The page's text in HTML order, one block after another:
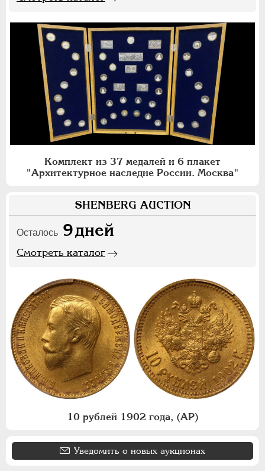
Комплект из 37 медалей и 6 плакет
"Архитектурное наследие России. Москва"
SHENBERG AUCTION
Осталось 9дней
Смотреть каталог
10 рублей 1902 года, (АР)
Уведомить о новых аукционах